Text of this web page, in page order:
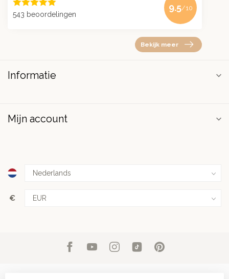
543 beoordelingen
9.5/10
Bekijk meer
Informatie
Mijn account
€